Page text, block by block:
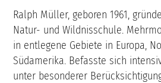
Ralph Müller, geboren 1961,
Natur- und Wildnisschule.
in entlegene Gebiete in Europa,
Südamerika. Befasste sich
unter besonderer